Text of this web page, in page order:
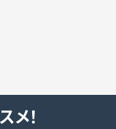
メ！